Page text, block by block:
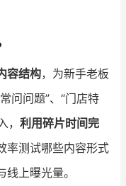
容结构，为新手老板
问问题”、“门店特
利用碎片时间完
率测试哪些内容形式
上曝光量。